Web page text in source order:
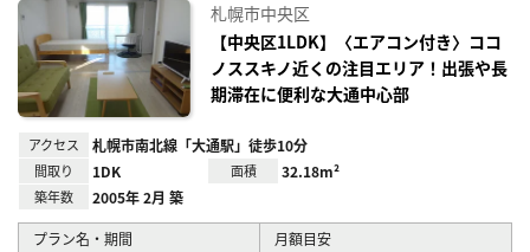
り登
録
札幌市中央区
【中央区1LDK】〈エアコン付き〉ココ
ノススキノ近くの注目エリア！出張や長
期滞在に便利な大通中心部
アクセス 札幌市南北線「大通駅」徒歩10分
間取り 1DK 面積 32.18m²
築年数 2005年 2月 築
プラン名・期間
月額目安